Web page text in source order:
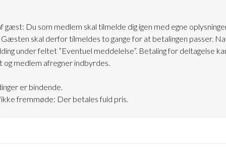
gæst: Du som medlem skal tilmelde dig igen med egne
skal derfor tilmeldes to gange for at betalingen passer.
under feltet ”Eventuel meddelelse”. Betaling for deltagelse
og medlem afregner indbyrdes.
er bindende.
fremmøde: Der betales fuld pris.